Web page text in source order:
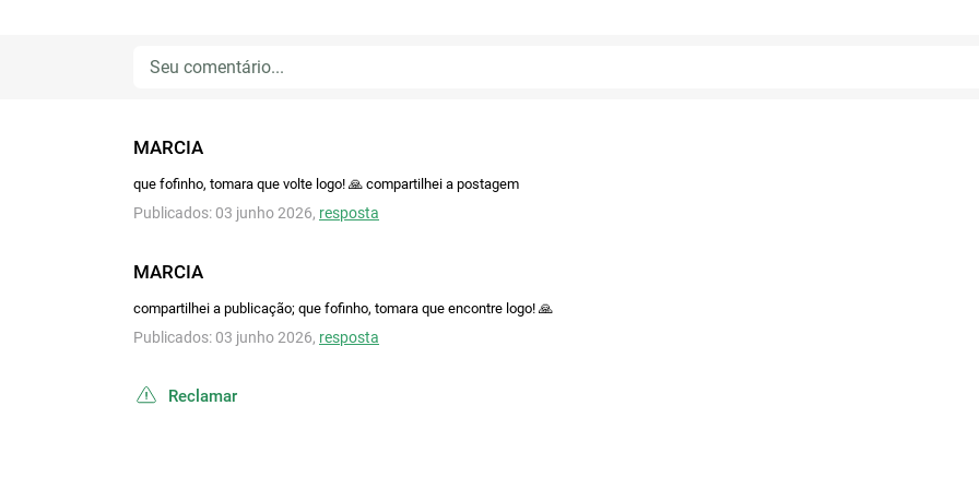
MARCIA
que fofinho, tomara que volte logo! 🙏 compartilhei a postagem
Publicados: 03 junho 2026, resposta
MARCIA
compartilhei a publicação; que fofinho, tomara que encontre logo! 🙏
Publicados: 03 junho 2026, resposta
Reclamar